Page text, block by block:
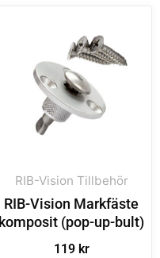
RIB-Vision Tillbehör
RIB-Vision Markfäste
komposit (pop-up-bult)
119 kr